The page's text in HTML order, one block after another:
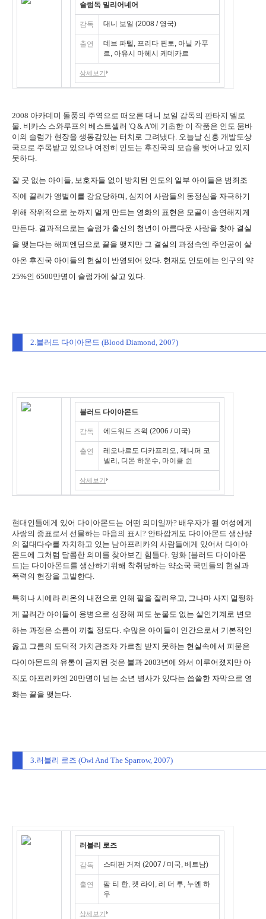
슬럼독 밀리어네어
감독 대니 보일 (2008 / 영국)
출연
데브 파텔, 프리다 핀토, 아닐 카푸
르, 아유시 마헤시 케데카르
상세보기
2008 아카데미 돌풍의 주역으로 떠오른 대니 보일 감독의 판타지 멜로
물. 비카스 스와루프의 베스트셀러 'Q & A'에 기초한 이 작품은 인도 뭄바
이의 슬럼가 현장을 생동감있는 터치로 그려냈다. 오늘날 신흥 개발도상
국으로 주목받고 있으나 여전히 인도는 후진국의 모습을 벗어나고 있지
못하다.
잘 곳 없는 아이들, 보호자들 없이 방치된 인도의 일부 아이들은 범죄조
직에 끌려가 앵벌이를 강요당하며, 심지어 사람들의 동정심을 자극하기
위해 작위적으로 눈까지 멀게 만드는 영화의 표현은 모골이 송연해지게
만든다. 결과적으로는 슬럼가 출신의 청년이 아름다운 사랑을 찾아 결실
을 맺는다는 해피엔딩으로 끝을 맺지만 그 결실의 과정속엔 주인공이 살
아온 후진국 아이들의 현실이 반영되어 있다. 현재도 인도에는 인구의 약
25%인 6500만명이 슬럼가에 살고 있다.
2.블러드 다이아몬드 (Blood Diamond, 2007)
블러드 다이아몬드
감독 에드워드 즈윅 (2006 / 미국)
출연
레오나르도 디카프리오, 제니퍼 코
넬리, 디몬 하운수, 마이클 쉰
상세보기
현대인들에게 있어 다이아몬드는 어떤 의미일까? 배우자가 될 여성에게
사랑의 증표로서 선물하는 마음의 표시? 안타깝게도 다이아몬드 생산량
의 절대다수를 자치하고 있는 남아프리카의 사람들에게 있어서 다이아
몬드에 그처럼 달콤한 의미를 찾아보긴 힘들다. 영화 [블러드 다이아몬
드]는 다이아몬드를 생산하기위해 착취당하는 약소국 국민들의 현실과
폭력의 현장을 고발한다.
특히나 시에라 리온의 내전으로 인해 팔을 잘리우고, 그나마 사지 멀쩡하
게 끌려간 아이들이 용병으로 성장해 피도 눈물도 없는 살인기계로 변모
하는 과정은 소름이 끼칠 정도다. 수많은 아이들이 인간으로서 기본적인
옳고 그름의 도덕적 가치관조차 가르침 받지 못하는 현실속에서 피묻은
다이아몬드의 유통이 금지된 것은 불과 2003년에 와서 이루어졌지만 아
직도 아프리카엔 20만명이 넘는 소년 병사가 있다는 씁쓸한 자막으로 영
화는 끝을 맺는다.
3.러블리 로즈 (Owl And The Sparrow, 2007)
러블리 로즈
감독 스테판 거져 (2007 / 미국, 베트남)
출연
팜 티 한, 켓 라이, 레 더 루, 누옌 하
우
상세보기